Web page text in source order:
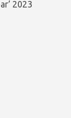
2023